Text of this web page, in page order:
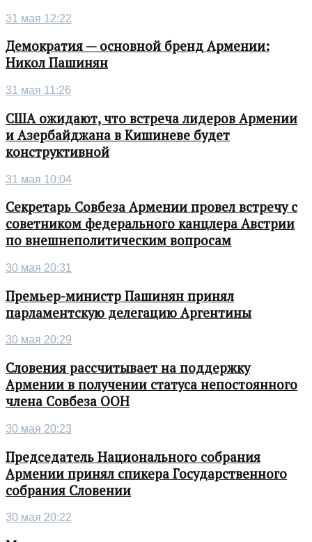
31 мая 12:22
Демократия — основной бренд Армении:
Никол Пашинян
31 мая 11:26
США ожидают, что встреча лидеров Армении
и Азербайджана в Кишиневе будет
конструктивной
31 мая 10:04
Секретарь Совбеза Армении провел встречу с
советником федерального канцлера Австрии
по внешнеполитическим вопросам
30 мая 20:31
Премьер-министр Пашинян принял
парламентскую делегацию Аргентины
30 мая 20:29
Словения рассчитывает на поддержку
Армении в получении статуса непостоянного
члена Совбеза ООН
30 мая 20:23
Председатель Национального собрания
Армении принял спикера Государственного
собрания Словении
30 мая 20:22